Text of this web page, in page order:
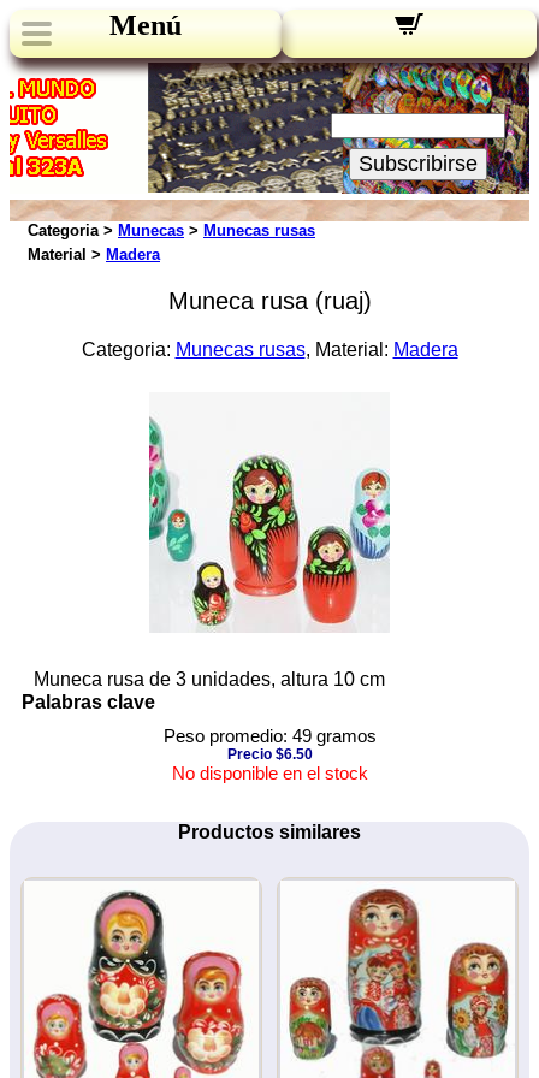
Menú
Novedades:
Su Email:
Subscribirse
Categoria > Munecas > Munecas rusas
Material > Madera
Muneca rusa (ruaj)
Categoria: Munecas rusas, Material: Madera
Muneca rusa de 3 unidades, altura 10 cm
Palabras clave
Peso promedio: 49 gramos
Precio $6.50
No disponible en el stock
Productos similares